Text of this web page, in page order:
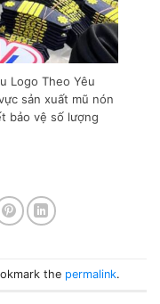
Logo Theo Yêu
sản xuất mũ nón
bảo vệ số lượng
the permalink.